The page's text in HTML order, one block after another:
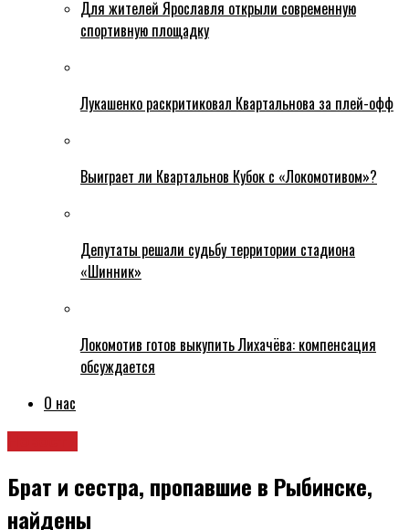
Для жителей Ярославля открыли современную
спортивную площадку
Лукашенко раскритиковал Квартальнова за плей-офф
Выиграет ли Квартальнов Кубок с «Локомотивом»?
Депутаты решали судьбу территории стадиона
«Шинник»
Локомотив готов выкупить Лихачёва: компенсация
обсуждается
О нас
Брат и сестра, пропавшие в Рыбинске,
найдены